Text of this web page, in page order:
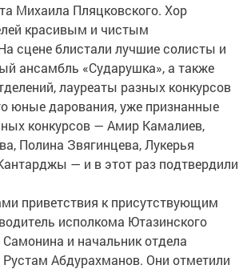
Михаила Пляцковского. Хор
красивым и чистым
сцене блистали лучшие солисты и
ансамбль «Сударушка», а также
лауреаты разных конкурсов
юные дарования, уже признанные
конкурсов — Амир Камалиев,
Полина Звягинцева, Лукерья
— и в этот раз подтвердили
приветствия к присутствующим
исполкома Ютазинского
и начальник отдела
Рустам Абдурахманов. Они отметили